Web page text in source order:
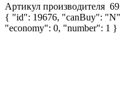
Артикул производителя
{ "id": 19676, "canBuy":
"economy": 0, "number": 1 }